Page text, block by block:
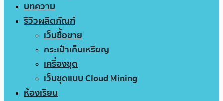
บทความ
รีวิวผลิตภัณฑ์
เว็บซื้อขาย
กระเป๋าเก็บเหรียญ
เครื่องขุด
เว็บขุดแบบ Cloud Mining
ห้องเรียน